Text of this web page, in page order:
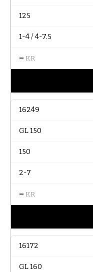
125
1-4 / 4-7.5
– KR
16249
GL 150
150
2-7
– KR
16172
GL 160